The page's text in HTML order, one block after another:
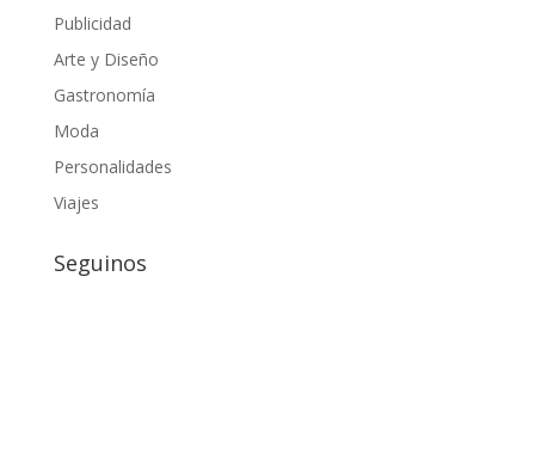
Publicidad
Arte y Diseño
Gastronomía
Moda
Personalidades
Viajes
Seguinos